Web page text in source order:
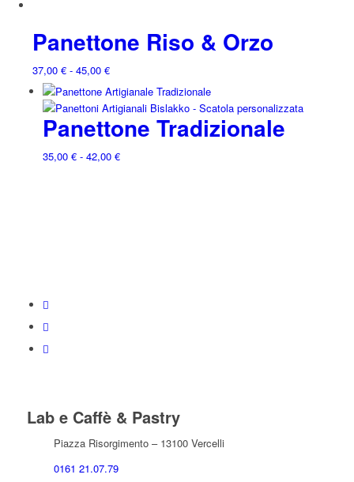
Panettone Riso & Orzo
37,00 € - 45,00 €Fascia
di
prezzo:
da
37,00 €
a
Panettone Tradizionale
35,00 € - 42,00 €Fascia
Lab e Caffè & Pastry
Piazza Risorgimento – 13100 Vercelli
0161 21.07.79